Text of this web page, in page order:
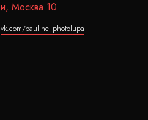
vk.com/pauline_photolupa